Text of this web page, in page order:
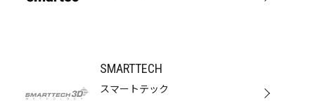
SMARTTECH
スマートテック